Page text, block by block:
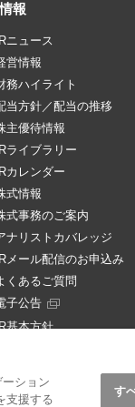
報
ニュース
営情報
務ハイライト
当方針／配当の推移
主優待情報
ライブラリー
カレンダー
式情報
式事務のご案内
ナリストカバレッジ
メール配信のお申込み
くあるご質問
子公告
基本方針
ション
支援する
す